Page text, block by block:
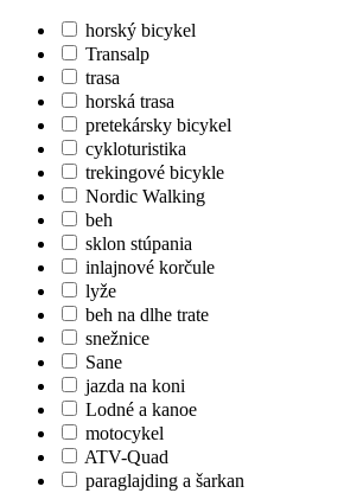
horský bicykel
Transalp
trasa
horská trasa
pretekársky bicykel
cykloturistika
trekingové bicykle
Nordic Walking
beh
sklon stúpania
inlajnové korčule
lyže
beh na dlhe trate
snežnice
Sane
jazda na koni
Lodné a kanoe
motocykel
ATV-Quad
paraglajding a šarkan